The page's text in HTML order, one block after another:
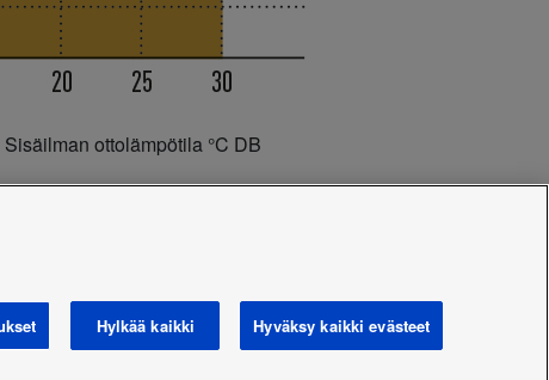
Sisäilman ottolämpötila °C DB
tätä tarkoitusta varten
Hylkää kaikki Hyväksy kaikki evästeet